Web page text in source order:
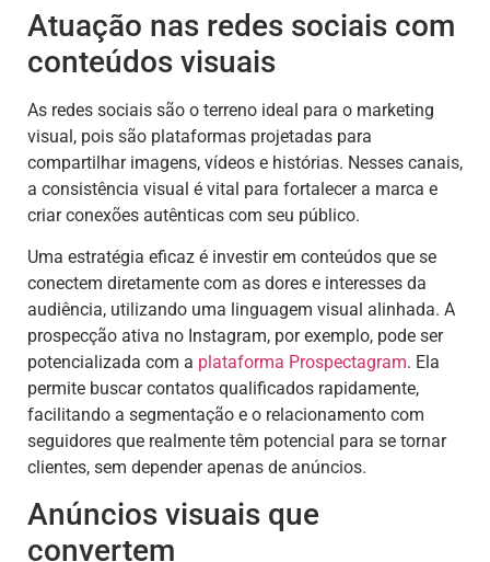
Atuação nas redes sociais com
conteúdos visuais
As redes sociais são o terreno ideal para o marketing
visual, pois são plataformas projetadas para
compartilhar imagens, vídeos e histórias. Nesses canais,
a consistência visual é vital para fortalecer a marca e
criar conexões autênticas com seu público.
Uma estratégia eficaz é investir em conteúdos que se
conectem diretamente com as dores e interesses da
audiência, utilizando uma linguagem visual alinhada. A
prospecção ativa no Instagram, por exemplo, pode ser
potencializada com a plataforma Prospectagram. Ela
permite buscar contatos qualificados rapidamente,
facilitando a segmentação e o relacionamento com
seguidores que realmente têm potencial para se tornar
clientes, sem depender apenas de anúncios.
Anúncios visuais que
convertem